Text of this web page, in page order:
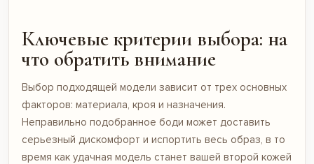
Ключевые критерии выбора: на
что обратить внимание
Выбор подходящей модели зависит от трех основных
факторов: материала, кроя и назначения.
Неправильно подобранное боди может доставить
серьезный дискомфорт и испортить весь образ, в то
время как удачная модель станет вашей второй кожей